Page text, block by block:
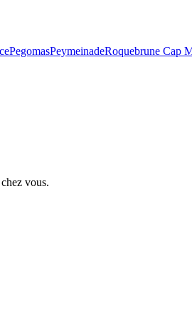
PegomasPeymeinadeRoquebrune Cap
vous.